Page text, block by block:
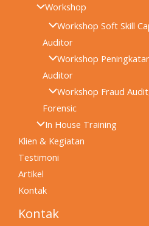
Workshop
Workshop Soft Skill
Auditor
Workshop
Auditor
Workshop Fraud
Forensic
In House Training
Klien & Kegiatan
Testimoni
Artikel
Kontak
Kontak